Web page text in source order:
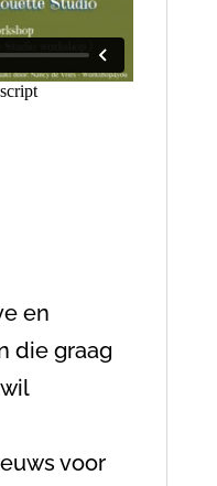
en
die graag
voor